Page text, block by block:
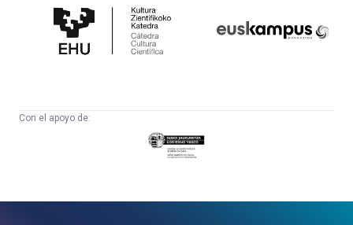
Cultura
Científica
Con el apoyo de:
Eusko
Jaurlaritza